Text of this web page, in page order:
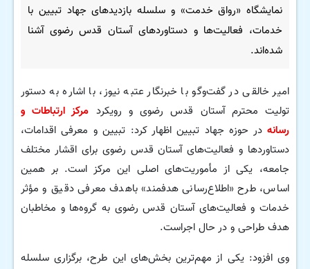
نمایشگاه «رواق خدمت» و سلسله بازدیدهای جهاد تبیین با
خدمات، فعالیت‌ها و دستاوردهای آستان قدس رضوی آشنا
شده‌اند.
امیر خالقی در گفت‌وگو با خبرنگار عتبه نیوز، با اشاره به دستور
تولیت محترم آستان قدس رضوی و رویکرد مرکز ارتباطات و
رسانه در حوزه جهاد تبیین اظهار کرد: تبیین و معرفی اقدامات،
دستاوردها و فعالیت‌های آستان قدس رضوی برای اقشار مختلف
جامعه، یکی از مأموریت‌های اصلی این مرکز است. بر همین
اساس، طرح «اطلاع‌رسانی هدفمند» باهدف معرفی دقیق و مؤثر
خدمات و فعالیت‌های آستان قدس رضوی به گروه‌ها و مخاطبان
هدف طراحی و در حال اجراست.
وی افزود: یکی از مهم‌ترین بخش‌های این طرح، برگزاری سلسله